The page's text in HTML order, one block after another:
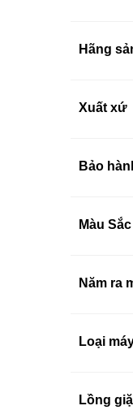
Hãng
Xuất xứ
Bảo
Màu Sắc
Năm ra
Loại
Lồng